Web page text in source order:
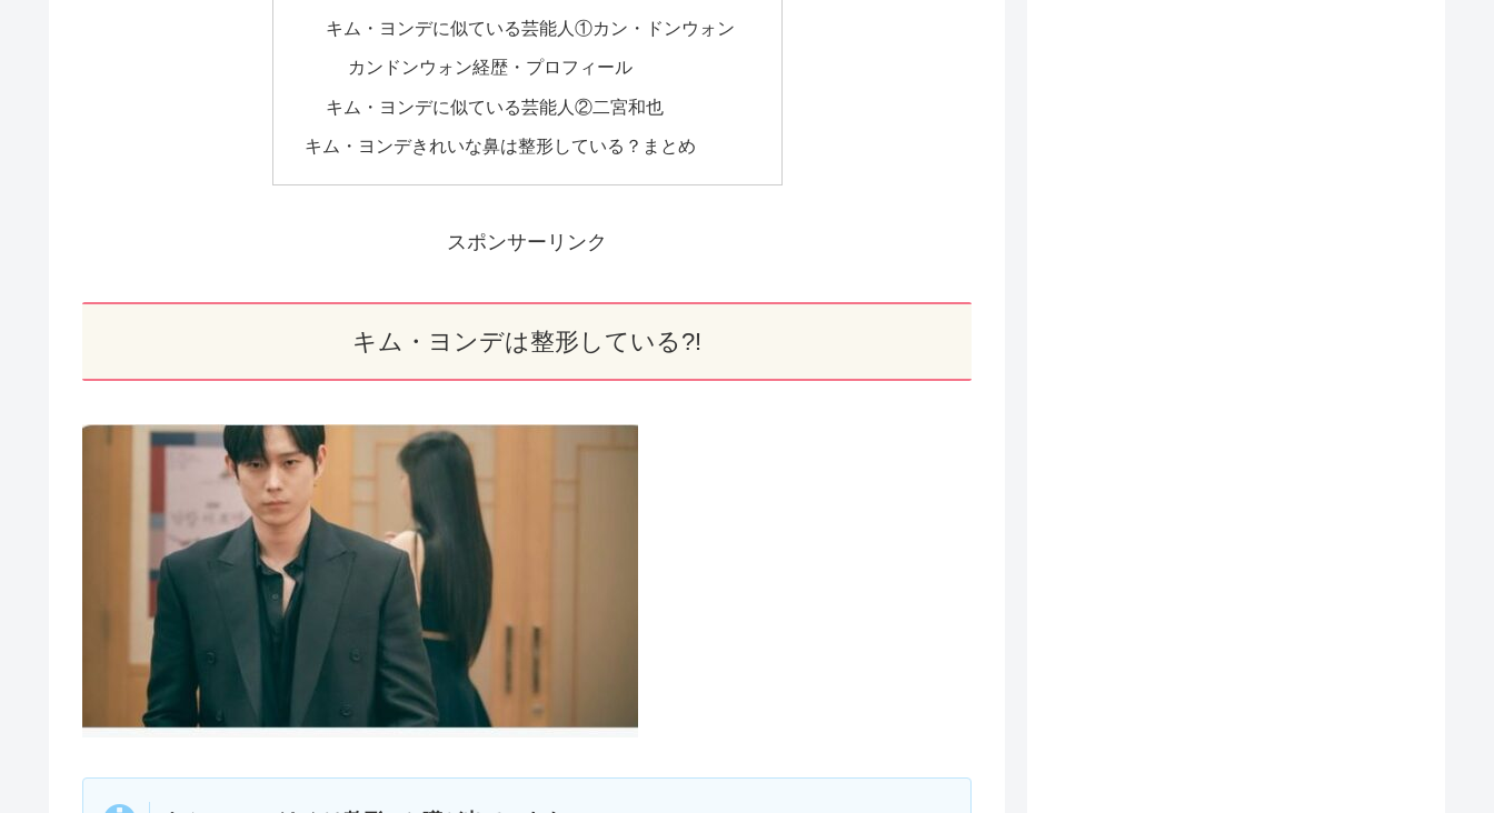
キム・ヨンデに似ている芸能人①カン・ドンウォン
カンドンウォン経歴・プロフィール
キム・ヨンデに似ている芸能人②二宮和也
キム・ヨンデきれいな鼻は整形している？まとめ
スポンサーリンク
キム・ヨンデは整形している?!